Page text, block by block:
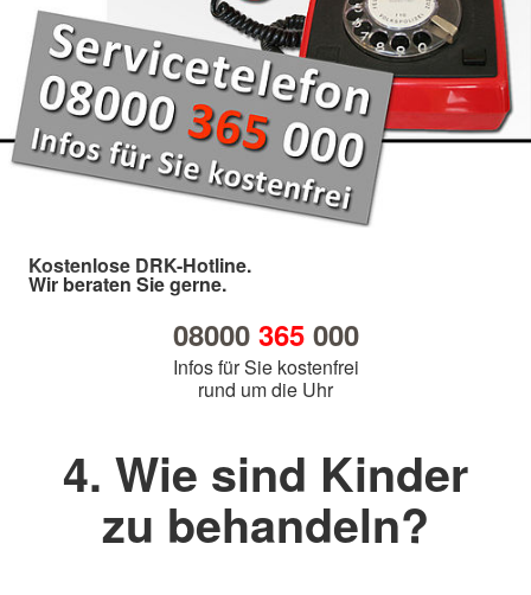
Kostenlose DRK-Hotline.
Wir beraten Sie gerne.
08000 365000
Infos für Sie kostenfrei
rund um die Uhr
4. Wie sind Kinder
zu behandeln?